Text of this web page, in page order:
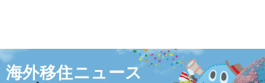
海外移住ニュース